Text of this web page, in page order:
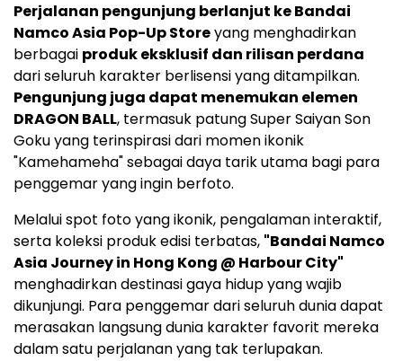
Perjalanan pengunjung berlanjut ke Bandai
Namco Asia Pop-Up Storeyang menghadirkan
berbagai produk eksklusif dan rilisan perdana
dari seluruh karakter berlisensi yang ditampilkan.
Pengunjung juga dapat menemukan elemen
DRAGON BALL, termasuk patung Super Saiyan Son
Goku yang terinspirasi dari momen ikonik
"Kamehameha" sebagai daya tarik utama bagi para
penggemar yang ingin berfoto.
Melalui spot foto yang ikonik, pengalaman interaktif,
serta koleksi produk edisi terbatas, "Bandai Namco
Asia Journey in Hong Kong @ Harbour City"
menghadirkan destinasi gaya hidup yang wajib
dikunjungi. Para penggemar dari seluruh dunia dapat
merasakan langsung dunia karakter favorit mereka
dalam satu perjalanan yang tak terlupakan.